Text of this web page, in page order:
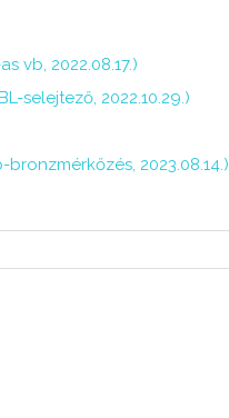
vb, 2022.08.17.)
selejtező, 2022.10.29.)
2023.08.14.)